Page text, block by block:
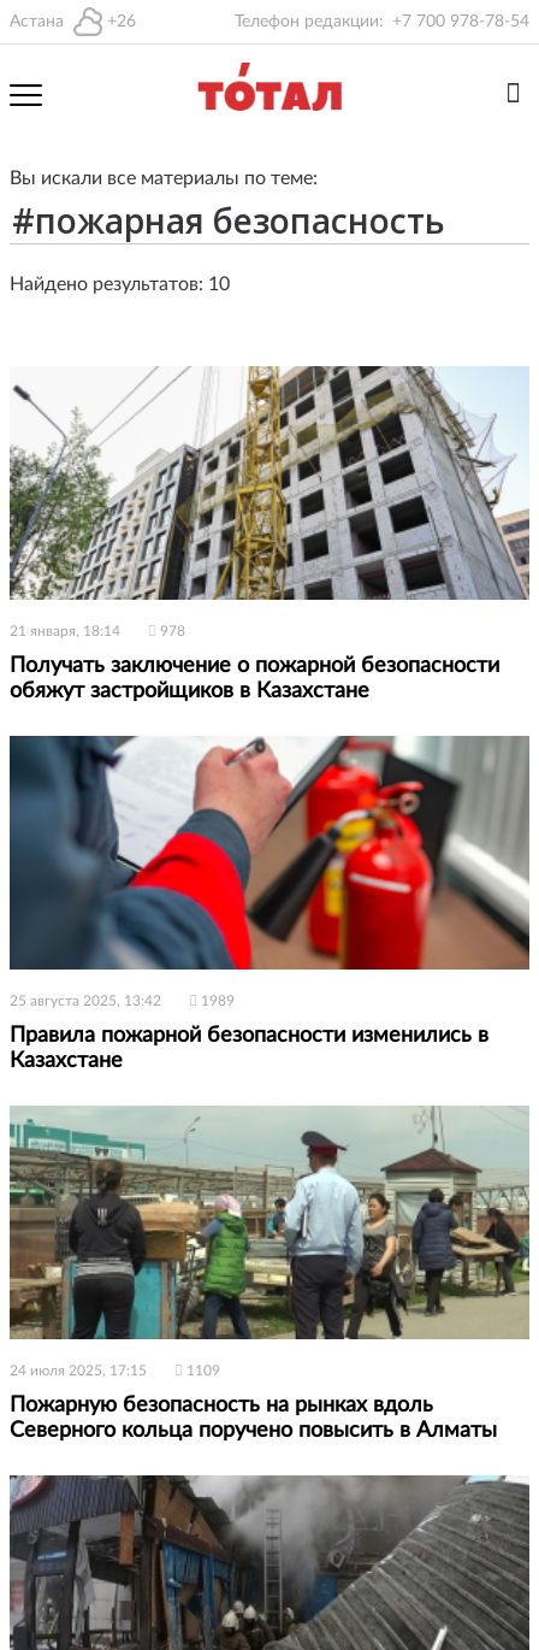
Астана +26 Телефон редакции: +7 700 978-78-54
Вы искали все материалы по теме:
Найдено результатов: 10
21 января, 18:14 978
Получать заключение о пожарной безопасности
обяжут застройщиков в Казахстане
25 августа 2025, 13:42 1989
Правила пожарной безопасности изменились в
Казахстане
24 июля 2025, 17:15 1109
Пожарную безопасность на рынках вдоль
Северного кольца поручено повысить в Алматы